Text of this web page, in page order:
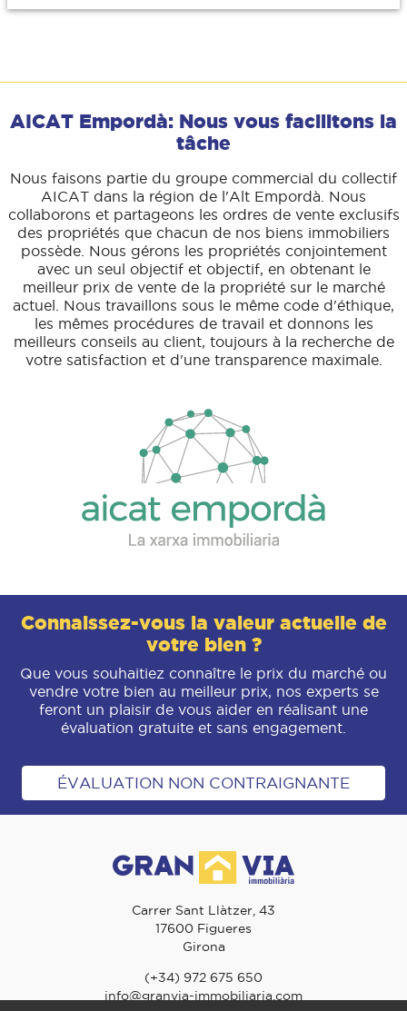
AICAT Empordà: Nous vous facilitons la
tâche
Nous faisons partie du groupe commercial du collectif
AICAT dans la région de l'Alt Empordà. Nous
collaborons et partageons les ordres de vente exclusifs
des propriétés que chacun de nos biens immobiliers
possède. Nous gérons les propriétés conjointement
avec un seul objectif et objectif, en obtenant le
meilleur prix de vente de la propriété sur le marché
actuel. Nous travaillons sous le même code d'éthique,
les mêmes procédures de travail et donnons les
meilleurs conseils au client, toujours à la recherche de
votre satisfaction et d'une transparence maximale.
Connaissez-vous la valeur actuelle de
votre bien ?
Que vous souhaitiez connaître le prix du marché ou
vendre votre bien au meilleur prix, nos experts se
feront un plaisir de vous aider en réalisant une
évaluation gratuite et sans engagement.
ÉVALUATION NON CONTRAIGNANTE
Carrer Sant Llàtzer, 43
17600 Figueres
Girona
(+34) 972 675 650
info@granvia-immobiliaria.com